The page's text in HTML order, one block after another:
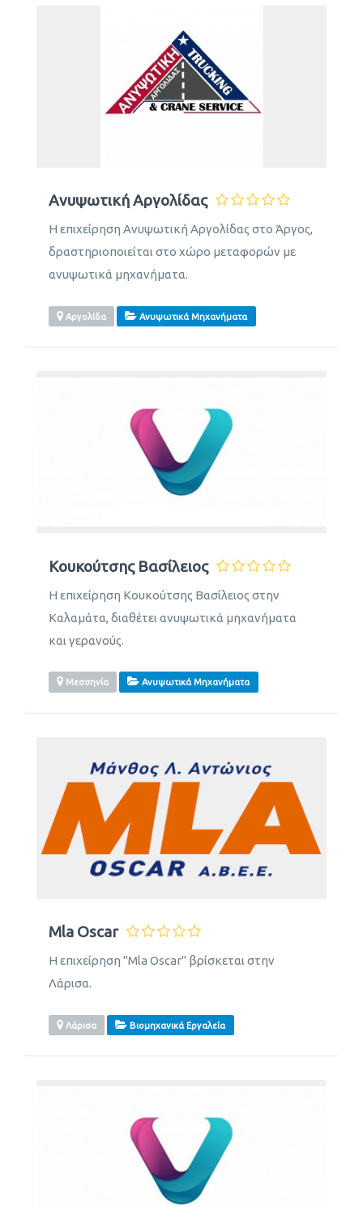
Ανυψωτική Αργολίδας
Η επιχείρηση Ανυψωτική Αργολίδας στο Άργος,
δραστηριοποιείται στο χώρο μεταφορών με
ανυψωτικά μηχανήματα.
Αργολίδα Ανυψωτικά Μηχανήματα
Κουκούτσης Βασίλειος
Η επιχείρηση Κουκούτσης Βασίλειος στην
Καλαμάτα, διαθέτει ανυψωτικά μηχανήματα
και γερανούς.
Μεσσηνία Ανυψωτικά Μηχανήματα
Mla Oscar
Η επιχείρηση "Mla Oscar" βρίσκεται στην
Λάρισα.
Λάρισα Βιομηχανικά Εργαλεία